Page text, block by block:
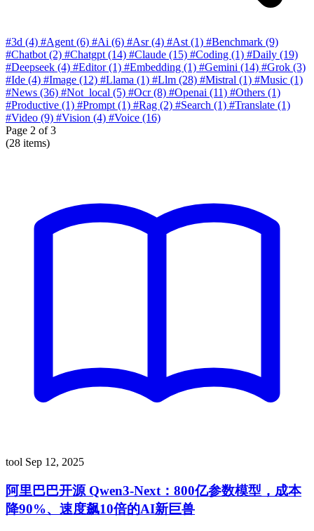
#3d (4) #Agent (6) #Ai (6) #Asr(4) #Ast (1) #Benchmark (9)
#Chatbot (2) #Chatgpt (14) #Claude (15) #Coding (1) #Daily (19)
#Deepseek (4) #Editor(1) #Embedding (1) #Gemini (14) #Grok (3)
#Ide (4) #Image (12) #Llama (1) #Llm (28) #Mistral (1) #Music (1)
#News (36) #Not_local (5) #Ocr(8) #Openai (11) #Others (1)
#Productive (1) #Prompt (1) #Rag (2) #Search (1) #Translate (1)
#Video (9) #Vision (4) #Voice (16)
Page 2 of 3
(28 items)
tool Sep 12, 2025
阿里巴巴开源 Qwen3-Next：800亿参数模型，成本
降90%、速度飙10倍的AI新巨兽